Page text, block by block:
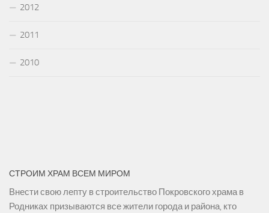
2012
2011
2010
СТРОИМ ХРАМ ВСЕМ МИРОМ
Внести свою лепту в строительство Покровского храма в
Родниках призываются все жители города и района, кто